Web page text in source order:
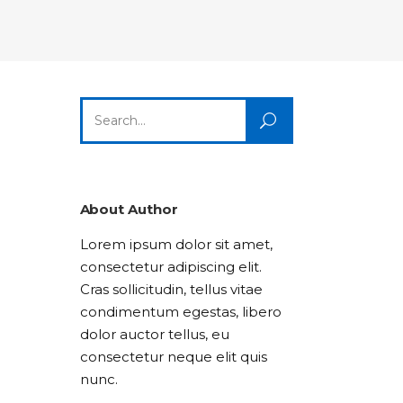
Lists
Highlights
Lists
Title & Subtitle
Title & Subtitle
for:
About Author
Lorem ipsum dolor sit amet,
consectetur adipiscing elit.
Cras sollicitudin, tellus vitae
condimentum egestas, libero
dolor auctor tellus, eu
consectetur neque elit quis
nunc.